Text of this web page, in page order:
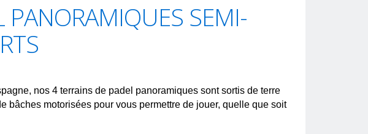
PANORAMIQUES SEMI-
nos 4 terrains de padel panoramiques sont sortis de terre
bâches motorisées pour vous permettre de jouer, quelle que soit